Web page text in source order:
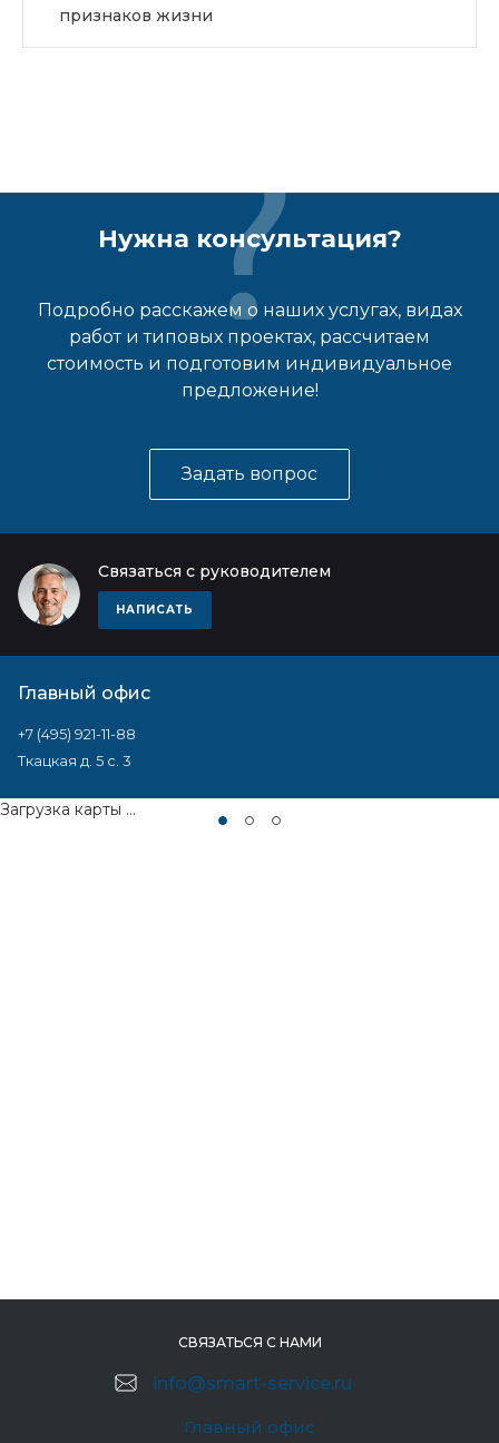
признаков жизни
Нужна консультация?
Подробно расскажем о наших услугах, видах
работ и типовых проектах, рассчитаем
стоимость и подготовим индивидуальное
предложение!
Задать вопрос
Связаться с руководителем
НАПИСАТЬ
Главный офис
+7 (495) 921-11-88
Ткацкая д. 5 с. 3
Загрузка карты ...
СВЯЗАТЬСЯ С НАМИ
info@smart-service.ru
Главный офис